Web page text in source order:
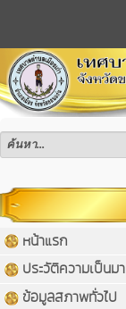
หน้าแรก
ประวัติความเป็นมา
ข้อมูลสภาพทั่วไป